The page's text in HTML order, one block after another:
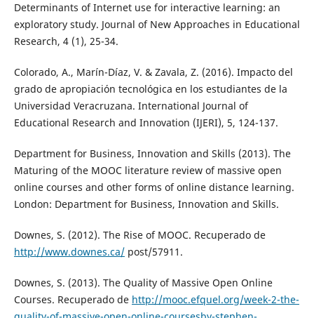
Determinants of Internet use for interactive learning: an
exploratory study. Journal of New Approaches in Educational
Research, 4 (1), 25-34.
Colorado, A., Marín-Díaz, V. & Zavala, Z. (2016). Impacto del
grado de apropiación tecnológica en los estudiantes de la
Universidad Veracruzana. International Journal of
Educational Research and Innovation (IJERI), 5, 124-137.
Department for Business, Innovation and Skills (2013). The
Maturing of the MOOC literature review of massive open
online courses and other forms of online distance learning.
London: Department for Business, Innovation and Skills.
Downes, S. (2012). The Rise of MOOC. Recuperado de
http://www.downes.ca/post/57911.
Downes, S. (2013). The Quality of Massive Open Online
Courses. Recuperado de http://mooc.efquel.org/week-2-the-